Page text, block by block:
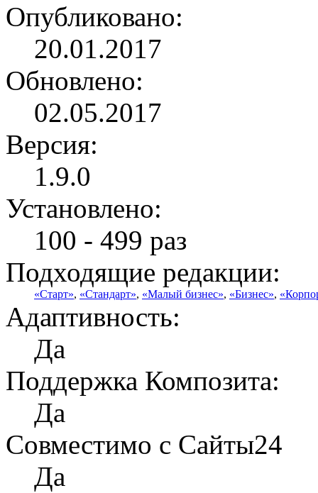
Опубликовано:
20.01.2017
Обновлено:
02.05.2017
Версия:
1.9.0
Установлено:
100 - 499 раз
Подходящие редакции:
«Старт», «Стандарт», «Малый бизнес», «Бизнес»,
Адаптивность:
Да
Поддержка Композита:
Да
Совместимо с Сайты24
Да